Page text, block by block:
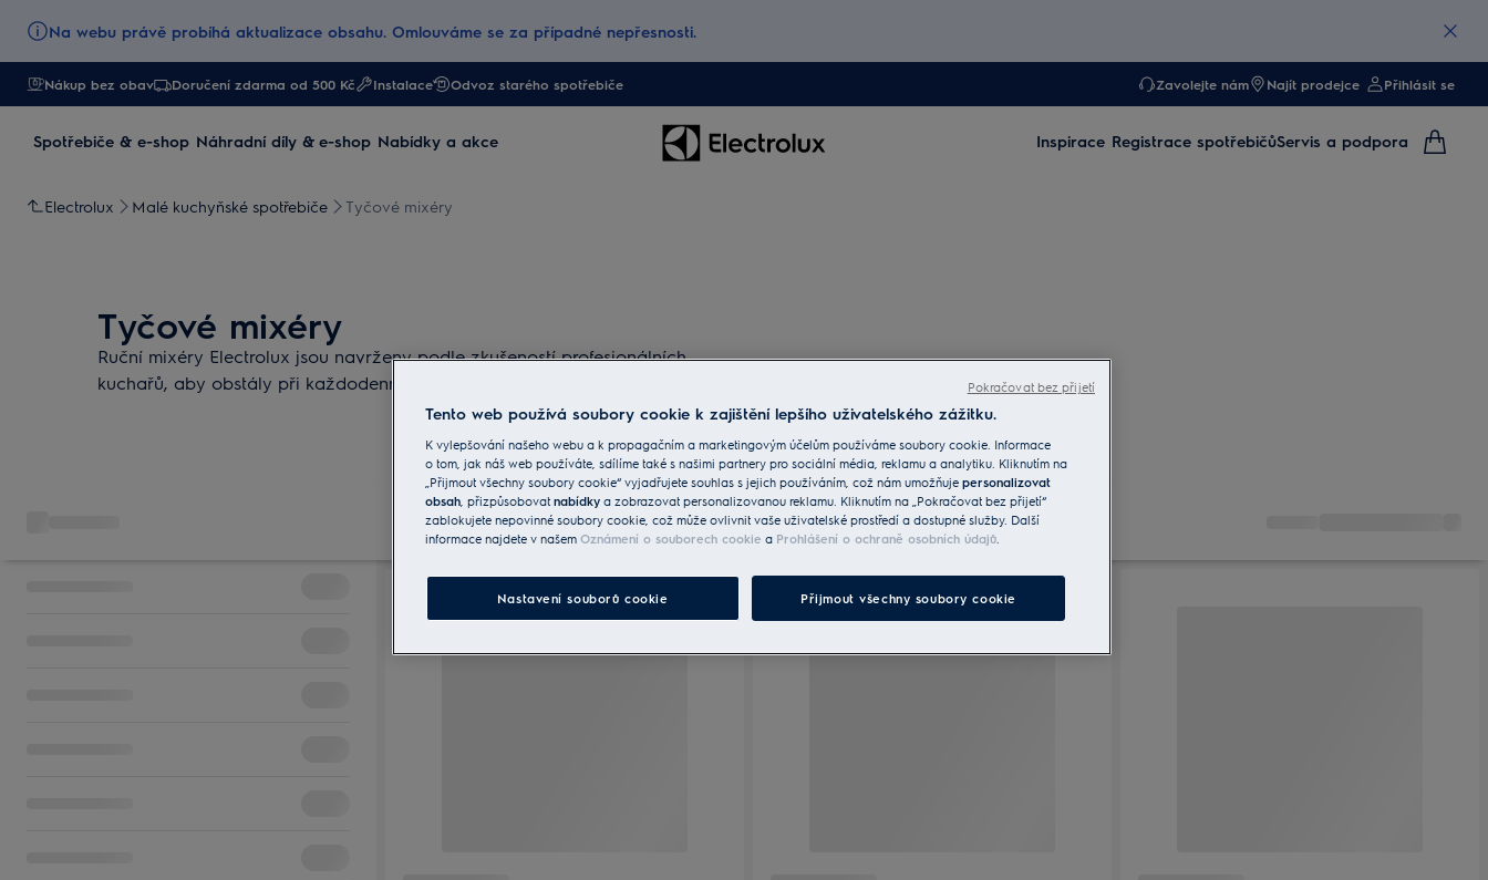
Na webu právě probíhá aktualizace obsahu. Omlouváme se za případné nepřesnosti.
Nákup bez obav Doručení zdarma od 500 Kč Instalace Odvoz starého spotřebiče Zavolejte nám Najít prodejce Přihlásit se
Spotřebiče & e-shop Náhradní díly & e-shop Nabídky a akce Inspirace Registrace spotřebičůServis a podpora
Electrolux Malé kuchyňské spotřebiče Tyčové mixéry
Tyčové mixéry
Ruční mixéry Electrolux jsou navrženy podle zkušeností profesionálních
kuchařů, aby obstály při každodenním vaření. Jsou skladné a vždy po ruce.
Tento web používá soubory cookie k zajištění lepšího uživatelského zážitku.
K vylepšování našeho webu a k propagačním a marketingovým účelům používáme soubory cookie. Informace
o tom, jak náš web používáte, sdílíme také s našimi partnery pro sociální média, reklamu a analytiku. Kliknutím na
„Přijmout všechny soubory cookie“ vyjadřujete souhlas s jejich používáním, což nám umožňuje personalizovat
obsah, přizpůsobovat nabídky a zobrazovat personalizovanou reklamu. Kliknutím na „Pokračovat bez přijetí“
zablokujete nepovinné soubory cookie, což může ovlivnit vaše uživatelské prostředí a dostupné služby. Další
informace najdete v našem Oznámení o souborech cookie a Prohlášení o ochraně osobních údajů.
Nastavení souborů cookie Přijmout všechny soubory cookie
Pokračovat bez přijetí